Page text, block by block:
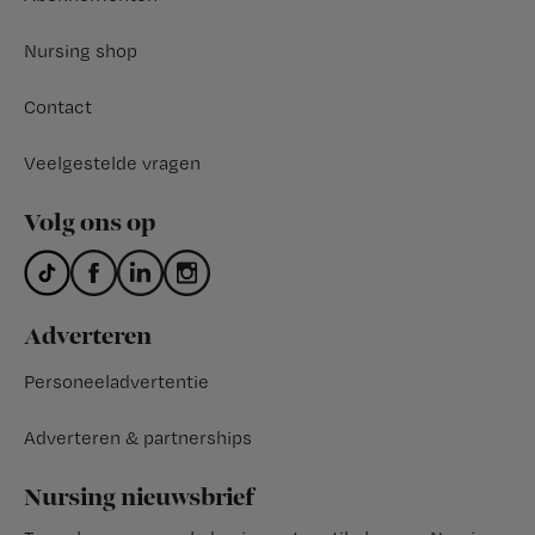
Nursing shop
Contact
Veelgestelde vragen
Volg ons op
Adverteren
Personeeladvertentie
Adverteren & partnerships
Nursing nieuwsbrief